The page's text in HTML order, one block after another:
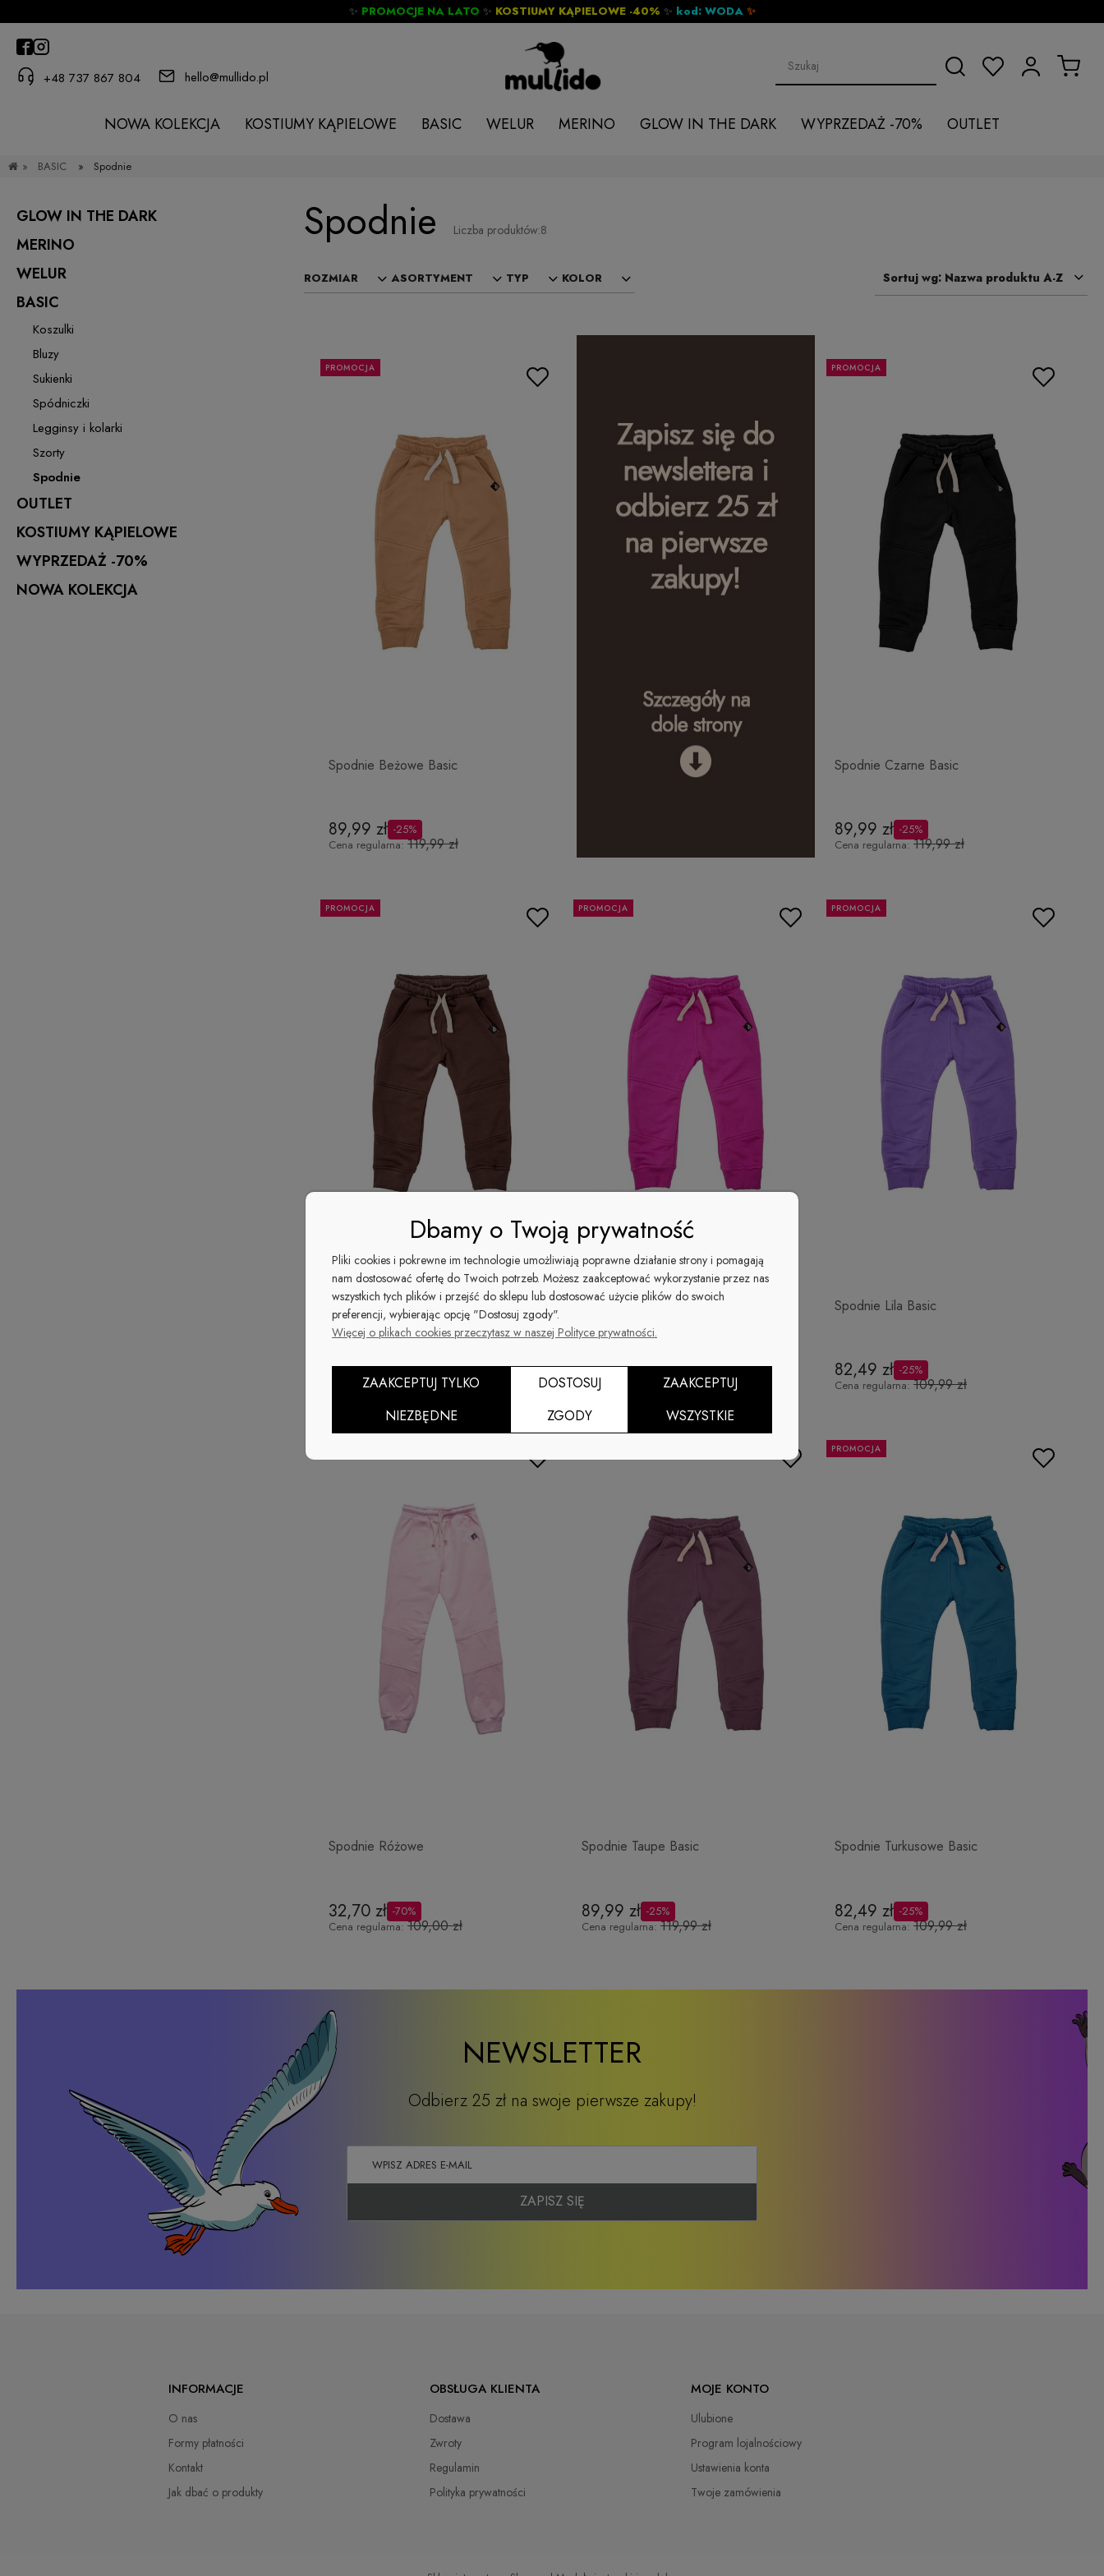
✨ PROMOCJE NA LATO ✨ KOSTIUMY KĄPIELOWE -40% ✨ kod: WODA ✨
+48 737 867 804 hello@mullido.pl
NOWA KOLEKCJA KOSTIUMY KĄPIELOWE BASIC WELUR MERINO GLOW IN THE DARK WYPRZEDAŻ -70% OUTLET
» BASIC » Spodnie
GLOW IN THE DARK
MERINO
WELUR
BASIC
Koszulki
Bluzy
Sukienki
Spódniczki
Legginsy i kolarki
Szorty
Spodnie
OUTLET
KOSTIUMY KĄPIELOWE
WYPRZEDAŻ -70%
NOWA KOLEKCJA
Spodnie Liczba produktów:8
ROZMIAR ASORTYMENT TYP KOLOR Sortuj wg: Nazwa produktu A-Z
Spodnie Beżowe Basic
89,99 zł -25%
Cena regularna: 119,99 zł
PROMOCJA
Spodnie Czarne Basic
89,99 zł -25%
Cena regularna: 119,99 zł
PROMOCJA
Spodnie Czekoladowe Basic
89,99 zł -25%
Cena regularna:119,99 zł
PROMOCJA
Spodnie Fuksja Basic
89,99 zł -25%
Cena regularna:
119,99 zł
PROMOCJA
Spodnie Lila Basic
82,49 zł -25%
Cena regularna: 109,99 zł
PROMOCJA
Spodnie Różowe
32,70 zł -70%
Cena regularna:109,00 zł
Spodnie Taupe Basic
89,99 zł -25%
Cena regularna:119,99 zł
Spodnie Turkusowe Basic
82,49 zł -25%
Cena regularna:109,99 zł
PROMOCJA
NEWSLETTER
Odbierz 25 zł na swoje pierwsze zakupy!
ZAPISZ SIĘ
INFORMACJE
O nas
Formy płatności
Kontakt
Jak dbać o produkty
OBSŁUGA KLIENTA
Dostawa
Zwroty
Regulamin
Polityka prywatności
MOJE KONTO
Ulubione
Program lojalnościowy
Ustawienia konta
Twoje zamówienia
Dbamy o Twoją prywatność
Pliki cookies i pokrewne im technologie umożliwiają poprawne działanie strony i pomagają
nam dostosować ofertę do Twoich potrzeb. Możesz zaakceptować wykorzystanie przez nas
wszystkich tych plików i przejść do sklepu lub dostosować użycie plików do swoich
preferencji, wybierając opcję "Dostosuj zgody".
Więcej o plikach cookies przeczytasz w naszej Polityce prywatności.
ZAAKCEPTUJ TYLKO
NIEZBĘDNE
DOSTOSUJ
ZGODY
ZAAKCEPTUJ
WSZYSTKIE